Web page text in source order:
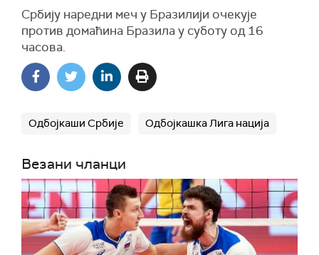
Србију наредни меч у Бразилији очекује
против домаћина Бразила у суботу од 16
часова.
Одбојкаши Србије Одбојкашка Лига нација
Везани чланци